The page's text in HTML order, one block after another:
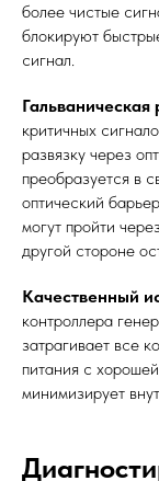
более чистые
блокируют
сигнал.
Гальваническая
критичных
развязку через
преобразуется в
оптический
могут пройти
другой стороне
Качественный
контроллера
затрагивает все
питания с
минимизирует